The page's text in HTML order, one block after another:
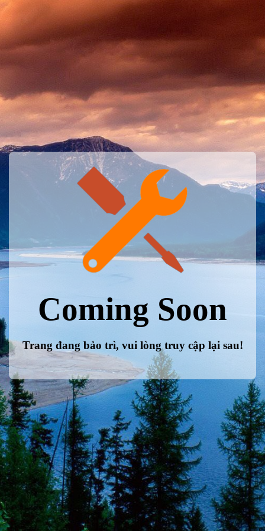
Coming Soon
Trang đang bảo trì, vui lòng truy cập lại sau!